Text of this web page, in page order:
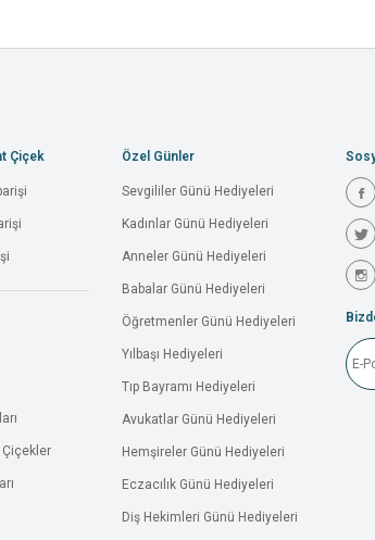
Çiçek
Çiçekler
Özel Günler
Sevgililer Günü Hediyeleri
Kadınlar Günü Hediyeleri
Anneler Günü Hediyeleri
Babalar Günü Hediyeleri
Öğretmenler Günü Hediyeleri
Yılbaşı Hediyeleri
Tıp Bayramı Hediyeleri
Avukatlar Günü Hediyeleri
Hemşireler Günü Hediyeleri
Eczacılık Günü Hediyeleri
Diş Hekimleri Günü Hediyeleri